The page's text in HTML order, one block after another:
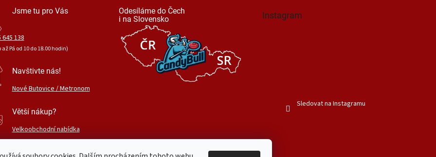
Jsme tu pro Vás
645 138
až Pá od 10 do 18.00 hodin)
Navštivte nás!
Nové Butovice / Metronom
Větší nákup?
Velkoobchodní nabídka
Odesíláme do Čech
i na Slovensko
Instagram
Sledovat na Instagramu